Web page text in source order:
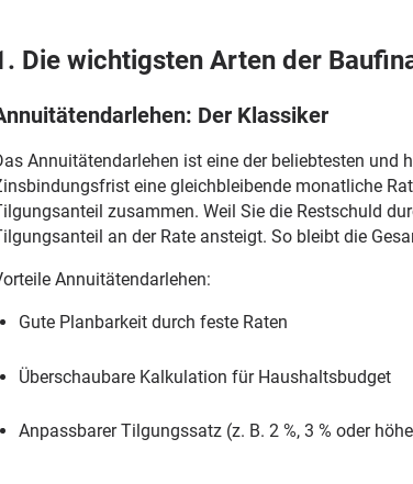
Die wichtigsten Arten der
Der Klassiker
Annuitätendarlehen ist eine der beliebtesten
eine gleichbleibende monatliche
zusammen. Weil Sie die Restschuld
an der Rate ansteigt. So bleibt die
Annuitätendarlehen:
Gute Planbarkeit durch feste Raten
Überschaubare Kalkulation für Haushaltsbudget
Anpassbarer Tilgungssatz (z. B. 2 %, 3 % oder